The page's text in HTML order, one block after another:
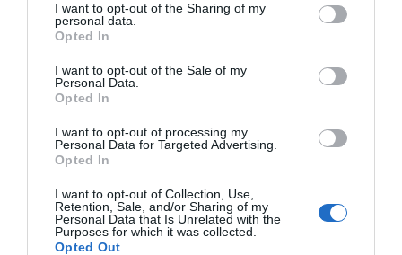
I want to opt-out of the Sharing of my
personal data.
Opted In
I want to opt-out of the Sale of my
Personal Data.
Opted In
I want to opt-out of processing my
Personal Data for Targeted Advertising.
Opted In
I want to opt-out of Collection, Use,
Retention, Sale, and/or Sharing of my
Personal Data that Is Unrelated with the
Purposes for which it was collected.
Opted Out
organización del festival.
Tanto García Valls como Marqués han subrayado la
importancia de la colaboración institucional,
administraciones es fundamental para afrontar con
éxito este tipo de eventos multitudinarios”.